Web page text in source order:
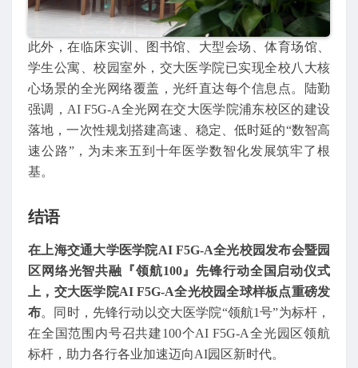
此外，在临床实训、图书馆、大型会场、体育场馆、
学生公寓、校园室外，交大医学院已实现全校八大核
心场景的全光网络覆盖，光纤直达每个信息点。陆勤
强调，AI F5G-A全光网在交大医学院浦东校区的建设
落地，一次性规划搭建高速、稳定、低时延的“数智高
速公路”，为未来五到十年医学数智化发展筑牢了根
基。
结语
在上海交通大学医学院AI F5G-A全光校园发布会暨园
区网络光智共融『领航100』先锋行动全国启动仪式
上，交大医学院AI F5G-A全光校园全球样板点重磅发
布。同时，先锋行动以交大医学院“领航1号”为标杆，
在全国范围内号召共建100个AI F5G-A全光园区领航
标杆，助力各行各业加速迈向AI园区新时代。